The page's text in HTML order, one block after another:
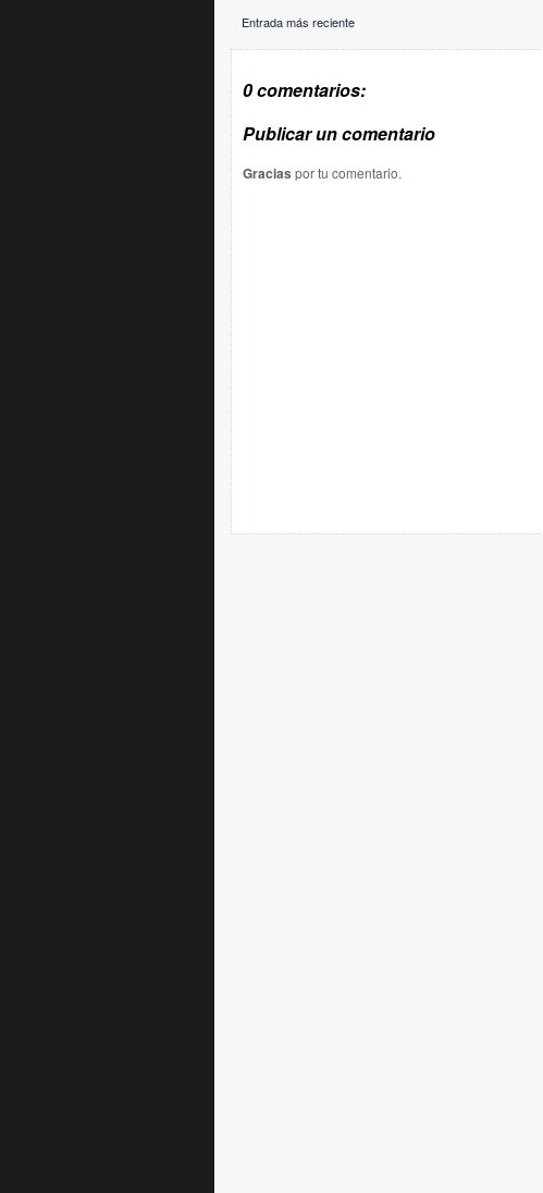
Entrada más reciente
0 comentarios:
Publicar un comentario
Gracias por tu comentario.